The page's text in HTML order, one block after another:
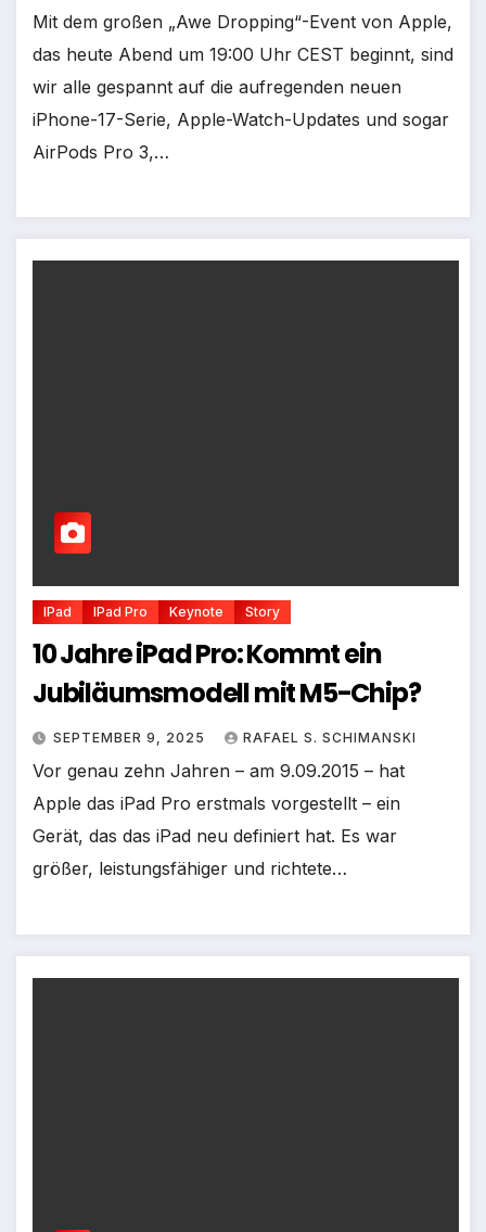
Mit dem großen „Awe Dropping“-Event von Apple,
das heute Abend um 19:00 Uhr CEST beginnt, sind
wir alle gespannt auf die aufregenden neuen
iPhone-17-Serie, Apple-Watch-Updates und sogar
AirPods Pro 3,…
IPad IPad Pro Keynote Story
10 Jahre iPad Pro: Kommt ein
Jubiläumsmodell mit M5-Chip?
SEPTEMBER 9, 2025 RAFAEL S. SCHIMANSKI
Vor genau zehn Jahren – am 9.09.2015 – hat
Apple das iPad Pro erstmals vorgestellt – ein
Gerät, das das iPad neu definiert hat. Es war
größer, leistungsfähiger und richtete…